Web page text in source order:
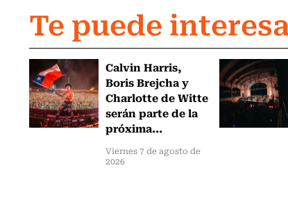
Te puede
Calvin Harris,
Boris Brejcha y
Charlotte de Witte
serán parte de la
próxima...
Viernes 7 de agosto de
2026